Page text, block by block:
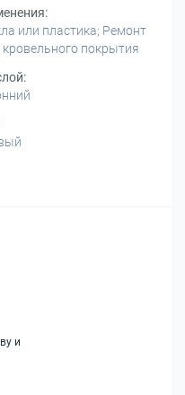
или пластика; Ремонт
покрытия
и